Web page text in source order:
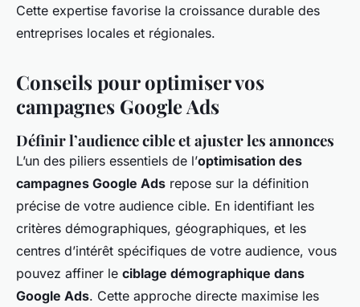
Cette expertise favorise la croissance durable des
entreprises locales et régionales.
Conseils pour optimiser vos
campagnes Google Ads
Définir l’audience cible et ajuster les annonces
L’un des piliers essentiels de l’optimisation des
campagnes Google Ads repose sur la définition
précise de votre audience cible. En identifiant les
critères démographiques, géographiques, et les
centres d’intérêt spécifiques de votre audience, vous
pouvez affiner le ciblage démographique dans
Google Ads. Cette approche directe maximise les